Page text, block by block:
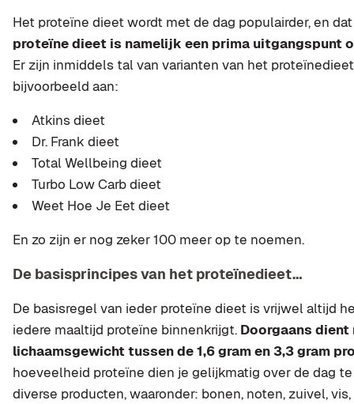
Het proteïne dieet wordt met de dag populairder, en
proteïne dieet is namelijk een prima uitgangspunt
Er zijn inmiddels tal van varianten van het
bijvoorbeeld aan:
Atkins dieet
Dr. Frank dieet
Total Wellbeing dieet
Turbo Low Carb dieet
Weet Hoe Je Eet dieet
En zo zijn er nog zeker 100 meer op te noemen.
De basisprincipes van het proteïnedieet…
De basisregel van ieder proteïne dieet is vrijwel altijd
iedere maaltijd proteïne binnenkrijgt. Doorgaans
lichaamsgewicht tussen de 1,6 gram en 3,3 gram
hoeveelheid proteïne dien je gelijkmatig over de dag
diverse producten, waaronder: bonen, noten, zuivel,